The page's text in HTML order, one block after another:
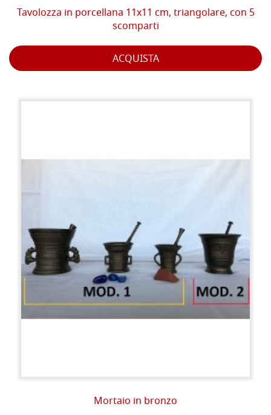
Tavolozza in porcellana 11x11 cm, triangolare, con 5
scomparti
ACQUISTA
Mortaio in bronzo